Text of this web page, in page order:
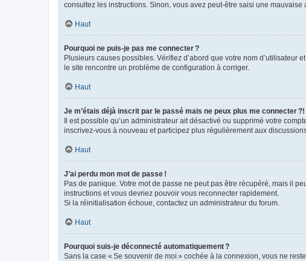
consultez les instructions. Sinon, vous avez peut-être saisi une
Haut
Pourquoi ne puis-je pas me connecter ?
Plusieurs causes possibles. Vérifiez d’abord que votre nom d’utilisateur
le site rencontre un problème de configuration à corriger.
Haut
Je m’étais déjà inscrit par le passé mais ne peux plus me connecter ?!
Il est possible qu’un administrateur ait désactivé ou supprimé votre
inscrivez-vous à nouveau et participez plus régulièrement aux
Haut
J’ai perdu mon mot de passe !
Pas de panique. Votre mot de passe ne peut pas être récupéré, mais il
instructions et vous devriez pouvoir vous reconnecter rapidement.
Si la réinitialisation échoue, contactez un administrateur du forum.
Haut
Pourquoi suis-je déconnecté automatiquement ?
Sans la case « Se souvenir de moi » cochée à la connexion, vous ne